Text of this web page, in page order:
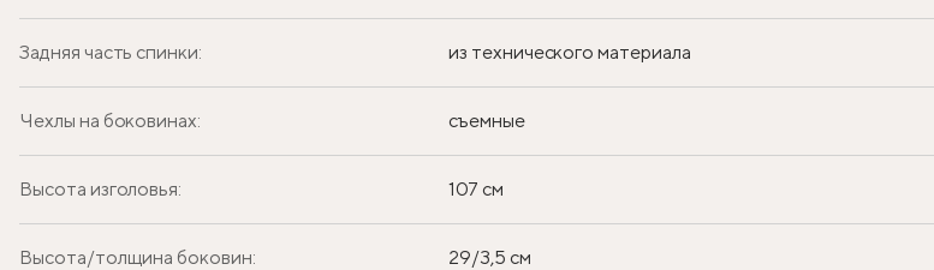
Задняя часть спинки: из технического материала
Чехлы на боковинах: съемные
Высота изголовья: 107 см
Высота/толщина боковин: 29/3,5 см